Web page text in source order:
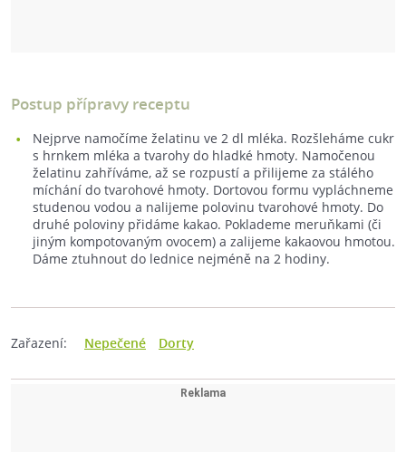
Postup přípravy receptu
Nejprve namočíme želatinu ve 2 dl mléka. Rozšleháme cukr
s hrnkem mléka a tvarohy do hladké hmoty. Namočenou
želatinu zahříváme, až se rozpustí a přilijeme za stálého
míchání do tvarohové hmoty. Dortovou formu vypláchneme
studenou vodou a nalijeme polovinu tvarohové hmoty. Do
druhé poloviny přidáme kakao. Poklademe meruňkami (či
jiným kompotovaným ovocem) a zalijeme kakaovou hmotou.
Dáme ztuhnout do lednice nejméně na 2 hodiny.
Zařazení: Nepečené Dorty